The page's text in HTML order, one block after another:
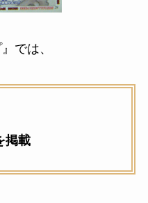
では、
掲載